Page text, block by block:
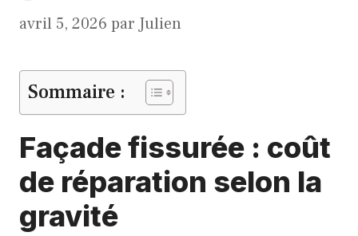
avril 5, 2026 par Julien
Sommaire :
Façade fissurée : coût
de réparation selon la
gravité